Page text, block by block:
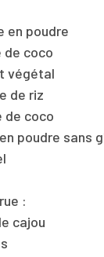
en poudre
de coco
végétal
de riz
de coco
poudre sans
:
cajou